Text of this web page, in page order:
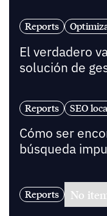
Reports
El verdadero
solución de
Reports SEO
Cómo ser
búsqueda
Reports No